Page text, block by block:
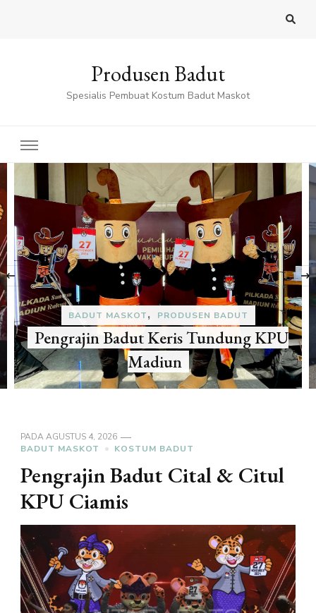
Produsen Badut
Spesialis Pembuat Kostum Badut Maskot
BADUT MASKOT PRODUSEN BADUT
Pengrajin Badut Jura KPU Kota
Salatiga
‹
PADAAGUSTUS 4, 2026
BADUT MASKOT
KOSTUM BADUT
Pengrajin Badut Cital & Citul
KPU Ciamis